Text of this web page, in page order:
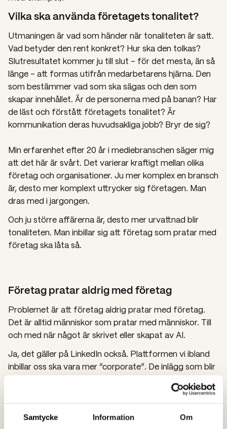
Samtycke Information Om
Vilka ska använda företagets tonalitet?
Utmaningen är vad som händer när tonaliteten är satt.
Vad betyder den rent konkret? Hur ska den tolkas?
Slutresultatet kommer ju till slut – för det mesta, än så
länge – att formas utifrån medarbetarens hjärna. Den
som bestämmer vad som ska sägas och den som
skapar innehållet. Är de personerna med på banan? Har
de läst och förstått företagets tonalitet? Är
kommunikation deras huvudsakliga jobb? Bryr de sig?
Min erfarenhet efter 20 år i mediebranschen säger mig
att det här är svårt. Det varierar kraftigt mellan olika
företag och organisationer. Ju mer komplex en bransch
är, desto mer komplext uttrycker sig företagen. Man
dras med i jargongen.
Och ju större affärerna är, desto mer urvattnad blir
tonaliteten. Man inbillar sig att företag som pratar med
företag ska låta så.
Företag pratar aldrig med företag
Problemet är att företag aldrig pratar med företag.
Det är alltid människor som pratar med människor. Till
och med när något är skrivet eller skapat av AI.
Ja, det gäller på LinkedIn också. Plattformen vi ibland
inbillar oss ska vara mer “corporate”. De inlägg som blir
raketer är aldrig “så stolt över mitt team som
överträffade budget i Q3”, utan snarare “När jag gick
igenom en period av sjukdom och kris – kom jag till en
insikt”.